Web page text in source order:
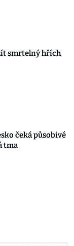
smrtelný hřích
čeká působivé
tma